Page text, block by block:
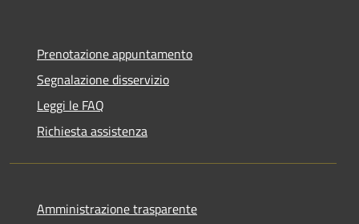
Prenotazione appuntamento
Segnalazione disservizio
Leggi le FAQ
Richiesta assistenza
Amministrazione trasparente